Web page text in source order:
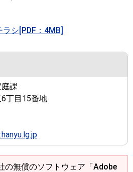
シ[PDF：4MB]
課
丁目15番地
の無償のソフトウェア「Adobe